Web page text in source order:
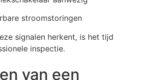
stroomstoringen
signalen herkent, is het tijd
inspectie.
van een